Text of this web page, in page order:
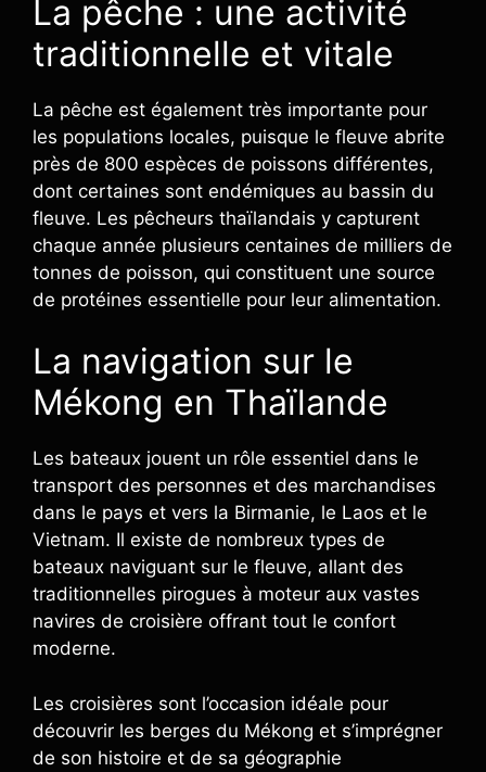
La pêche : une activité
traditionnelle et vitale
La pêche est également très importante pour
les populations locales, puisque le fleuve abrite
près de 800 espèces de poissons différentes,
dont certaines sont endémiques au bassin du
fleuve. Les pêcheurs thaïlandais y capturent
chaque année plusieurs centaines de milliers de
tonnes de poisson, qui constituent une source
de protéines essentielle pour leur alimentation.
La navigation sur le
Mékong en Thaïlande
Les bateaux jouent un rôle essentiel dans le
transport des personnes et des marchandises
dans le pays et vers la Birmanie, le Laos et le
Vietnam. Il existe de nombreux types de
bateaux naviguant sur le fleuve, allant des
traditionnelles pirogues à moteur aux vastes
navires de croisière offrant tout le confort
moderne.
Les croisières sont l’occasion idéale pour
découvrir les berges du Mékong et s’imprégner
de son histoire et de sa géographie